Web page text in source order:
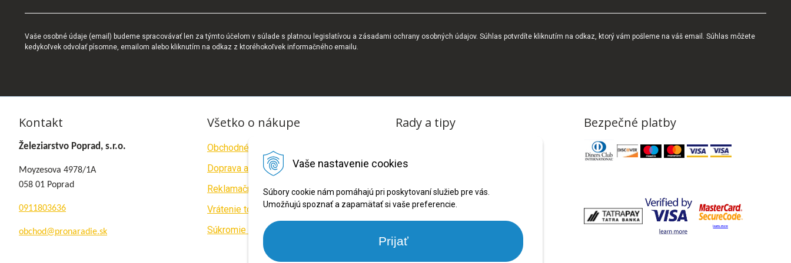
Vaše nastavenie cookies
Súbory cookie nám pomáhajú pri poskytovaní služieb pre vás.
Umožňujú spoznať a zapamätať si vaše preferencie.
Prijať
Vaše osobné údaje (email) budeme spracovávať len za týmto účelom v súlade s platnou legislatívou a zásadami ochrany osobných údajov. Súhlas potvrdíte kliknutím na odkaz, ktorý vám pošleme na váš email. Súhlas môžete
kedykoľvek odvolať písomne, emailom alebo kliknutím na odkaz z ktoréhokoľvek informačného emailu.
Kontakt
Železiarstvo Poprad, s.r.o.
Moyzesova 4978/1A
058 01 Poprad
0911803636
obchod@pronaradie.sk
Všetko o nákupe
Obchodné podmienky
Doprava a platba
Reklamačný poriadok
Vrátenie tovaru
Súkromie a cookies
Rady a tipy Bezpečné platby